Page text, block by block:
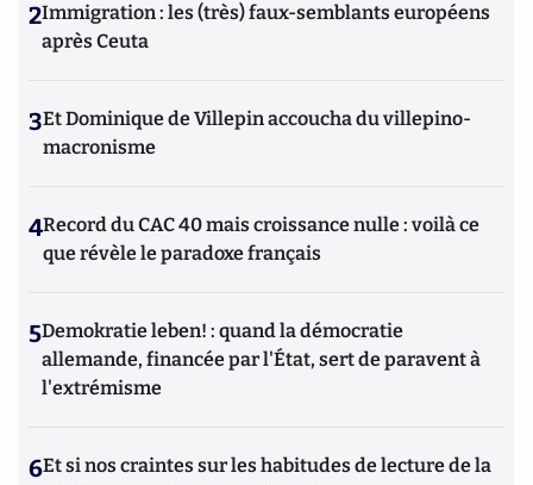
2Immigration : les (très) faux-semblants européens
après Ceuta
3Et Dominique de Villepin accoucha du villepino-
macronisme
4Record du CAC 40 mais croissance nulle : voilà ce
que révèle le paradoxe français
5Demokratie leben! : quand la démocratie
allemande, financée par l'État, sert de paravent à
l'extrémisme
6Et si nos craintes sur les habitudes de lecture de la